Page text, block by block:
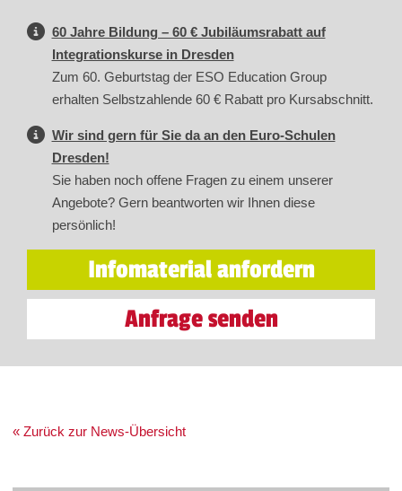
60 Jahre Bildung – 60 € Jubiläumsrabatt auf
Integrationskurse in Dresden
Zum 60. Geburtstag der ESO Education Group
erhalten Selbstzahlende 60 € Rabatt pro Kursabschnitt.
Wir sind gern für Sie da an den Euro-Schulen
Dresden!
Sie haben noch offene Fragen zu einem unserer
Angebote? Gern beantworten wir Ihnen diese
persönlich!
Infomaterial anfordern
Anfrage senden
« Zurück zur News-Übersicht